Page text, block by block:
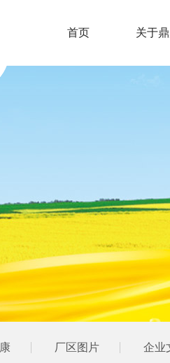
首页 关于
厂区图片 企业